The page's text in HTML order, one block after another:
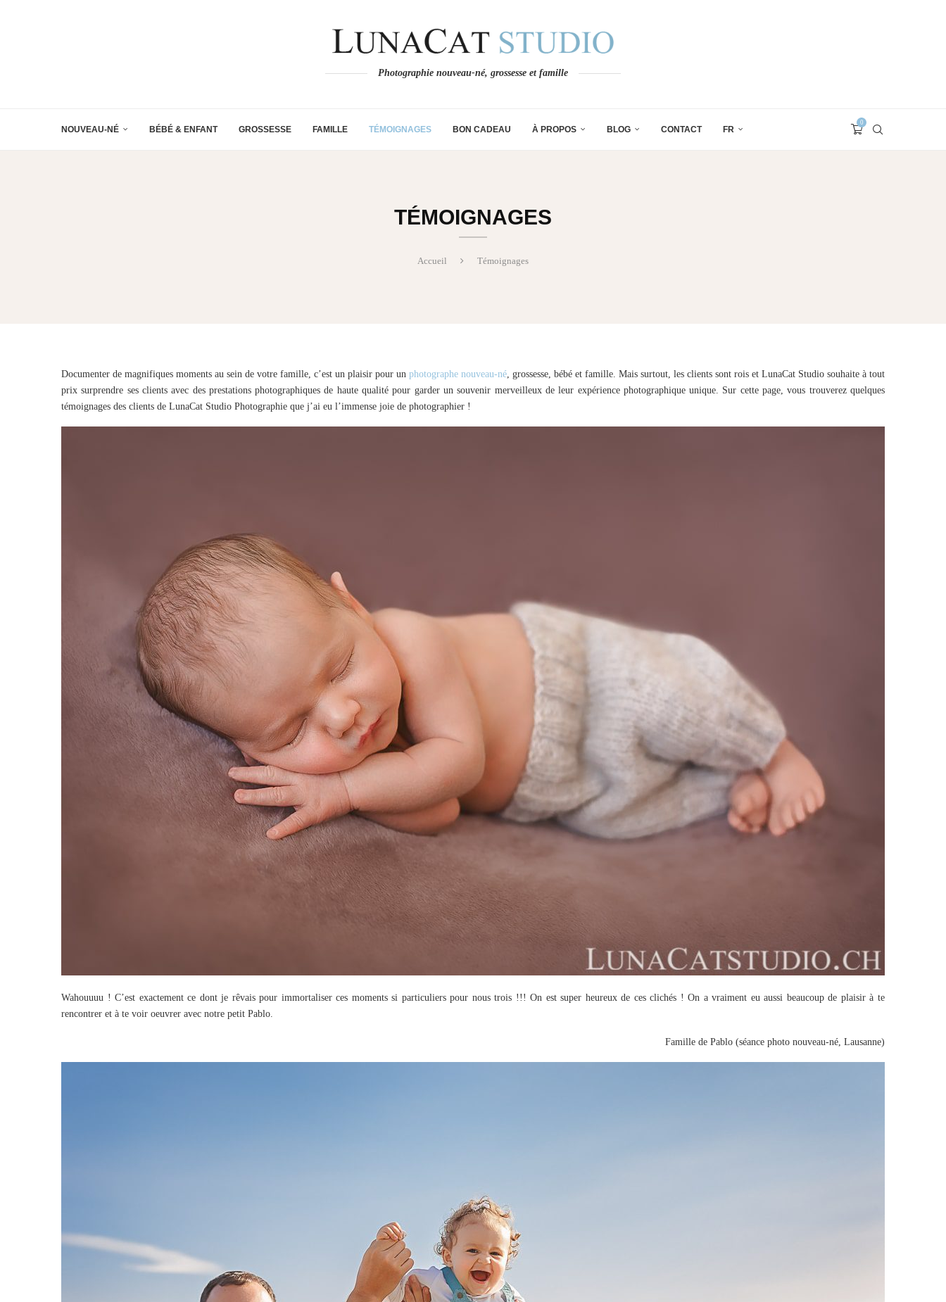
Photographie nouveau-né, grossesse et famille
NOUVEAU-NÉ BÉBÉ & ENFANT GROSSESSE FAMILLE TÉMOIGNAGES BON CADEAU À PROPOS BLOG CONTACT FR
0
TÉMOIGNAGES
Accueil Témoignages
Documenter de magnifiques moments au sein de votre famille, c’est un plaisir pour un photographe nouveau-né, grossesse, bébé et famille. Mais surtout, les clients sont rois et LunaCat Studio souhaite à tout
prix surprendre ses clients avec des prestations photographiques de haute qualité pour garder un souvenir merveilleux de leur expérience photographique unique. Sur cette page, vous trouverez quelques
témoignages des clients de LunaCat Studio Photographie que j’ai eu l’immense joie de photographier !
Wahouuuu ! C’est exactement ce dont je rêvais pour immortaliser ces moments si particuliers pour nous trois !!! On est super heureux de ces clichés ! On a vraiment eu aussi beaucoup de plaisir à te
rencontrer et à te voir oeuvrer avec notre petit Pablo.
Famille de Pablo (séance photo nouveau-né, Lausanne)